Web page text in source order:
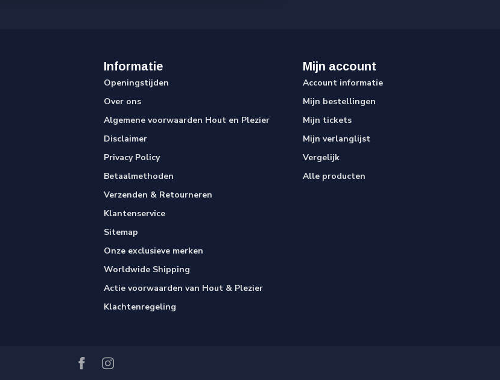
Informatie
Openingstijden
Over ons
Algemene voorwaarden Hout en Plezier
Disclaimer
Privacy Policy
Betaalmethoden
Verzenden & Retourneren
Klantenservice
Sitemap
Onze exclusieve merken
Worldwide Shipping
Actie voorwaarden van Hout & Plezier
Klachtenregeling
Mijn account
Account informatie
Mijn bestellingen
Mijn tickets
Mijn verlanglijst
Vergelijk
Alle producten